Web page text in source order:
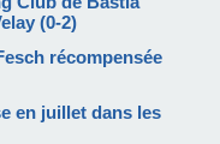
(0-2)
récompensée
en juillet dans les